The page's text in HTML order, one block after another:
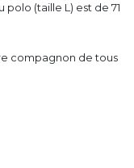
(taille L) est de 71
compagnon de tous